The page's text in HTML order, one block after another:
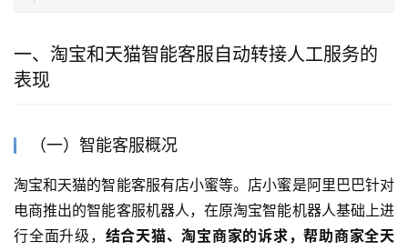
一、淘宝和天猫智能客服自动转接人工服务的
表现
（一）智能客服概况
淘宝和天猫的智能客服有店小蜜等。店小蜜是阿里巴巴针对
电商推出的智能客服机器人，在原淘宝智能机器人基础上进
行全面升级， 结合天猫、淘宝商家的诉求，帮助商家全天